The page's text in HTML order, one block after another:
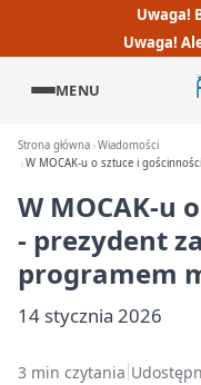
Uwaga!
Uwaga!
MENU
Strona główna Wiadomości
W MOCAK-u o sztuce i
W MOCAK-u
- prezydent
programem
14 stycznia 2026
3 min czytania